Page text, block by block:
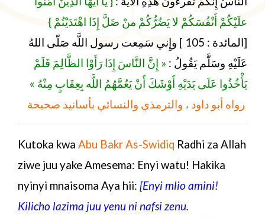
علَيْكُمْ أَنْفُسَكُمْ لا يَضُرُّكُمْ منْ ضَلَّ إِذَا اهْتَدَيْتُمْ }
[المائدة : 105 ] وإِني سَمِعت رسول اللَّه صَلّى اللهُ
عَلَيْهِ وسَلَّم يَقُولُ : « إِنَّ النَّاسَ إِذَا رَأَوْا الظَّالِمَ فَلَمْ
يَأْخُذُوا عَلَى يَدَيْهِ أَوْشَكَ أَنْ يَعُمَّهُمُ اللَّه بِعِقَابٍ مِنْهُ »
رواه أبو داود ، والترمذي والنسائي بأسانيد صحيحة
Kutoka kwa Abu Bakr As-Swidiq Radhi za Allah
ziwe juu yake Amesema: Enyi watu! Hakika
nyinyi mnaisoma Aya hii: [Enyi mlio amini!
Kilicho lazima juu yenu ni nafsi zenu.